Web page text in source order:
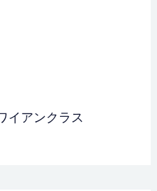
アンクラス